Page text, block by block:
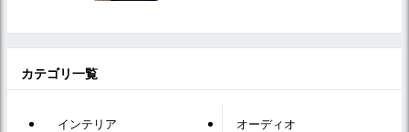
カテゴリ一覧
インテリア オーディオ